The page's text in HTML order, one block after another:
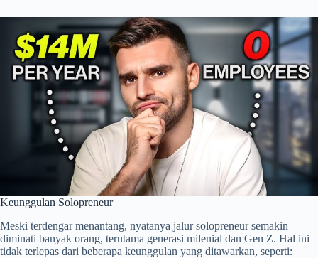
Keunggulan Solopreneur
Meski terdengar menantang, nyatanya jalur solopreneur semakin
diminati banyak orang, terutama generasi milenial dan Gen Z. Hal ini
tidak terlepas dari beberapa keunggulan yang ditawarkan, seperti: